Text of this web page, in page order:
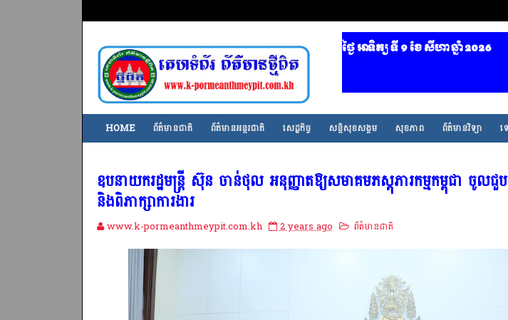
ថ្ងៃ អាទិត្យ ទី 9​ ខែ សីហា ឆ្នាំ 2026
HOME ព័ត៌មានជាតិ ព័ត៌មានអន្តរជាតិ សេដ្ឋកិច្ច សន្តិសុខសង្គម សុខភាព ព័ត៌មានវិទ្យា
ឧបនាយករដ្ឋមន្ត្រី ស៊ុន ចាន់ថុល​ អនុញ្ញាតឱ្យសមាគមភស្តុភារកម្មកម្ពុជា ចូលជួ
និងពិភាក្សាការងារ
www.k-pormeanthmeypit.com.kh 2 years ago ព័ត៌មានជាតិ